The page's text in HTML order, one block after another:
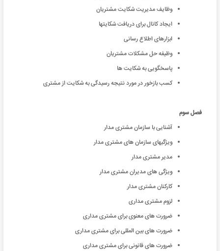
وظایف مدیریت شکایت مشتریان
ایجاد کانال برای دریافت شکایتها
ابزارهای اطلاع رسانی
وظیفه حل مشکلات مشتریان
پاسخگویی به شکایت ها
کسب بازخور در مورد نتیجه رسیدگی به شکایت از مشتری
فصل سوم
آشنایی با سازمان مشتری مدار
ویژگیهای سازمان های مشتری مدار
مدیر مشتری مدار
ویژگی های مدیران مشتری مدار
کارکنان مشتری مدار
لزوم مشتری مداری
ضرورت های معنوی برای مشتری مداری
ضرورت های بين المللی برای مشتری مداری
ضرورت های قانونی برای مشتری مداری